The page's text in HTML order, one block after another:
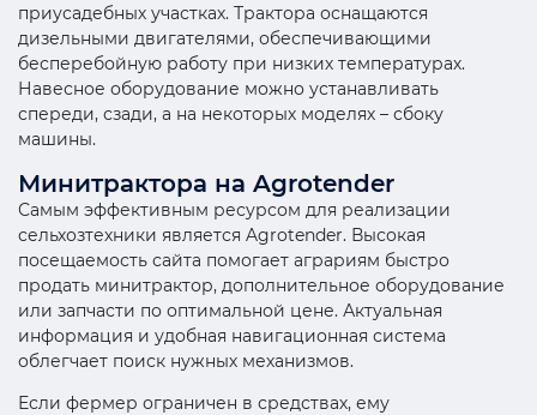
приусадебных участках. Трактора оснащаются
дизельными двигателями, обеспечивающими
бесперебойную работу при низких температурах.
Навесное оборудование можно устанавливать
спереди, сзади, а на некоторых моделях – сбоку
машины.
Минитрактора на Agrotender
Самым эффективным ресурсом для реализации
сельхозтехники является Agrotender. Высокая
посещаемость сайта помогает аграриям быстро
продать минитрактор, дополнительное оборудование
или запчасти по оптимальной цене. Актуальная
информация и удобная навигационная система
облегчает поиск нужных механизмов.
Если фермер ограничен в средствах, ему